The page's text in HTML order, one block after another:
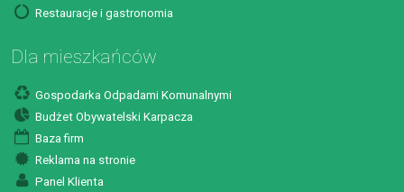
Restauracje i gastronomia
Dla mieszkańców
Gospodarka Odpadami Komunalnymi
Budżet Obywatelski Karpacza
Baza firm
Reklama na stronie
Panel Klienta